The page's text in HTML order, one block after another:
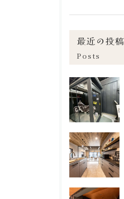
最近の投稿
Posts